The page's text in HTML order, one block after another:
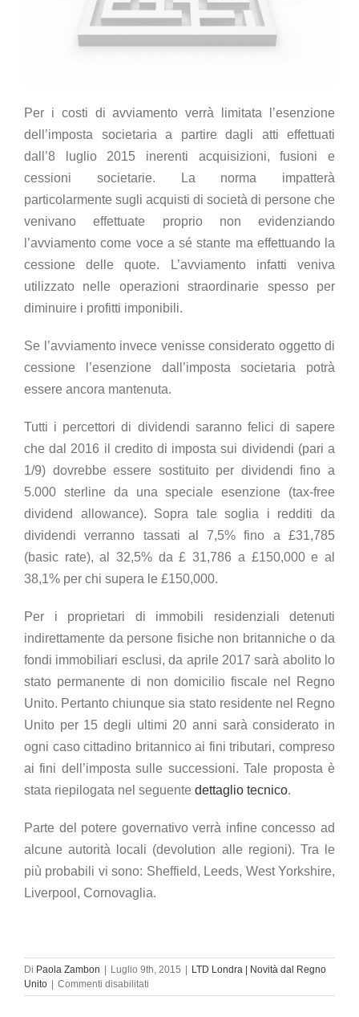
Per i costi di avviamento verrà limitata l’esenzione
dell’imposta societaria a partire dagli atti effettuati
dall’8 luglio 2015 inerenti acquisizioni, fusioni e
cessioni societarie. La norma impatterà
particolarmente sugli acquisti di società di persone che
venivano effettuate proprio non evidenziando
l’avviamento come voce a sé stante ma effettuando la
cessione delle quote. L’avviamento infatti veniva
utilizzato nelle operazioni straordinarie spesso per
diminuire i profitti imponibili.
Se l’avviamento invece venisse considerato oggetto di
cessione l’esenzione dall’imposta societaria potrà
essere ancora mantenuta.
Tutti i percettori di dividendi saranno felici di sapere
che dal 2016 il credito di imposta sui dividendi (pari a
1/9) dovrebbe essere sostituito per dividendi fino a
5.000 sterline da una speciale esenzione (tax-free
dividend allowance). Sopra tale soglia i redditi da
dividendi verranno tassati al 7,5% fino a £31,785
(basic rate), al 32,5% da £ 31,786 a £150,000 e al
38,1% per chi supera le £150,000.
Per i proprietari di immobili residenziali detenuti
indirettamente da persone fisiche non britanniche o da
fondi immobiliari esclusi, da aprile 2017 sarà abolito lo
stato permanente di non domicilio fiscale nel Regno
Unito. Pertanto chiunque sia stato residente nel Regno
Unito per 15 degli ultimi 20 anni sarà considerato in
ogni caso cittadino britannico ai fini tributari, compreso
ai fini dell’imposta sulle successioni. Tale proposta è
stata riepilogata nel seguente dettaglio tecnico.
Parte del potere governativo verrà infine concesso ad
alcune autorità locali (devolution alle regioni). Tra le
più probabili vi sono: Sheffield, Leeds, West Yorkshire,
Liverpool, Cornovaglia.
Di Paola Zambon | Luglio 9th, 2015 | LTD Londra | Novità dal Regno
Unito | Commenti disabilitati
Londra: